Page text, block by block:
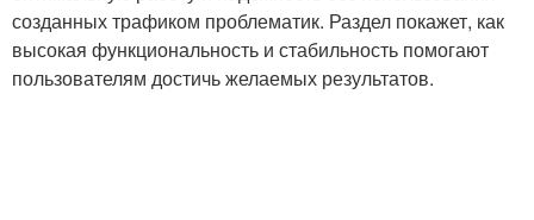
созданных трафиком проблематик. Раздел покажет, как
высокая функциональность и стабильность помогают
пользователям достичь желаемых результатов.